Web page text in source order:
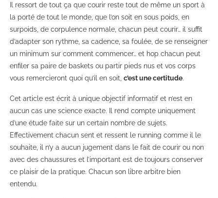
Il ressort de tout ça que courir reste tout de même un sport à
la porté de tout le monde, que l’on soit en sous poids, en
surpoids, de corpulence normale, chacun peut courir… il suffit
d’adapter son rythme, sa cadence, sa foulée, de se renseigner
un minimum sur comment commencer… et hop chacun peut
enfiler sa paire de baskets ou partir pieds nus et vos corps
vous remercieront quoi qu’il en soit, c’est une certitude.
Cet article est écrit à unique objectif informatif et n’est en
aucun cas une science exacte. Il rend compte uniquement
d’une étude faite sur un certain nombre de sujets.
Effectivement chacun sent et ressent le running comme il le
souhaite, il n’y a aucun jugement dans le fait de courir ou non
avec des chaussures et l’important est de toujours conserver
ce plaisir de la pratique. Chacun son libre arbitre bien
entendu.